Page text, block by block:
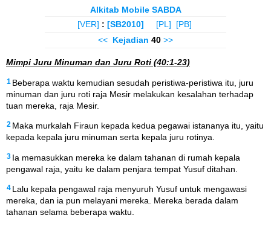
Alkitab Mobile SABDA
[VER] : [SB2010] [PL]
[PB]
<< Kejadian 40 >>
Mimpi Juru Minuman dan Juru Roti (40:1-23)
1 Beberapa waktu kemudian sesudah peristiwa-peristiwa itu, juru
minuman dan juru roti raja Mesir melakukan kesalahan terhadap
tuan mereka, raja Mesir.
2 Maka murkalah Firaun kepada kedua pegawai istananya itu, yaitu
kepada kepala juru minuman serta kepala juru rotinya.
3 Ia memasukkan mereka ke dalam tahanan di rumah kepala
pengawal raja, yaitu ke dalam penjara tempat Yusuf ditahan.
4 Lalu kepala pengawal raja menyuruh Yusuf untuk mengawasi
mereka, dan ia pun melayani mereka. Mereka berada dalam
tahanan selama beberapa waktu.